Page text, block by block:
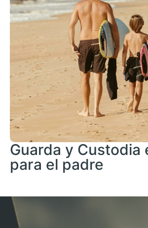
Guarda y Custodia
para el padre